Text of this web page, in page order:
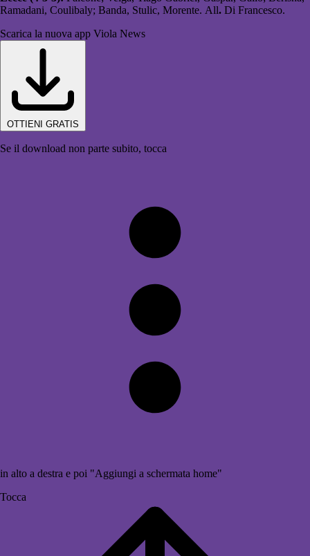
Ramadani, Coulibaly; Banda, Stulic, Morente. All. Di Francesco.
Scarica la nuova app Viola News
OTTIENI GRATIS
Se il download non parte subito, tocca
in alto a destra e poi "Aggiungi a schermata home"
Tocca